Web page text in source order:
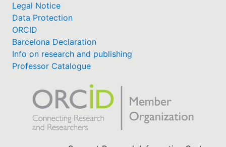
Legal Notice
Data Protection
ORCID
Barcelona Declaration
Info on research and publishing
Professor Catalogue